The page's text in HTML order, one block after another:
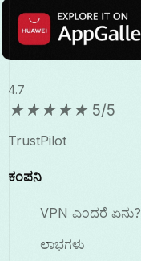
4.7
★★★★★ 5/5
TrustPilot
ಕಂಪನಿ
VPN ಎಂದರೆ ಏನು?
ಲಾಭಗಳು